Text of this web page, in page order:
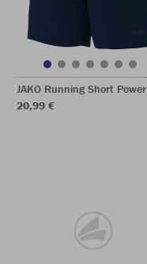
JAKO Running Short Power
20,99 €